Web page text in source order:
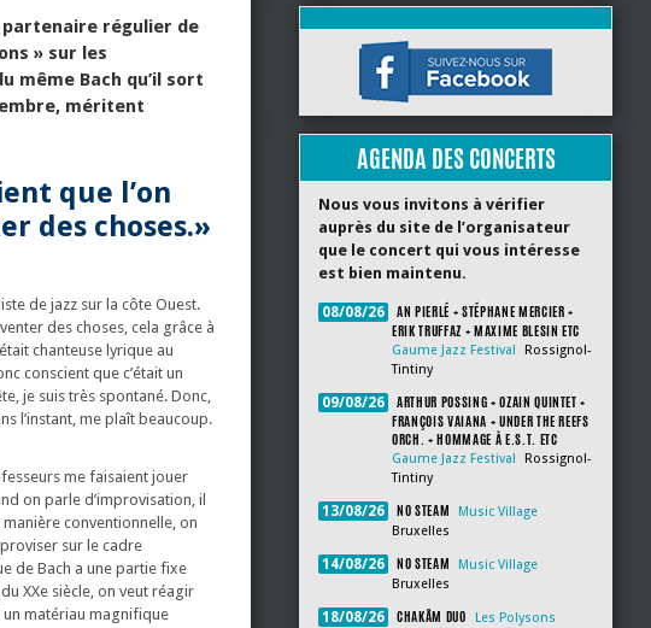
régulier de
» sur les
même Bach qu’il sort
méritent
que l’on
des choses.»
de jazz sur la côte Ouest.
des choses, cela grâce à
chanteuse lyrique au
conscient que c’était un
je suis très spontané. Donc,
l’instant, me plaît beaucoup.
me faisaient jouer
on parle d’improvisation, il
conventionnelle, on
sur le cadre
de Bach a une partie fixe
XXe siècle, on veut réagir
matériau magnifique
AGENDA DES CONCERTS
Nous vous invitons à vérifier
auprès du site de l’organisateur
que le concert qui vous intéresse
est bien maintenu.
08/08/26
AN PIERLÉ + STÉPHANE MERCIER +
ERIK TRUFFAZ + MAXIME BLESIN ETC
Gaume Jazz Festival
Rossignol-
Tintiny
09/08/26
ARTHUR POSSING + OZAIN QUINTET +
FRANÇOIS VAIANA + UNDER THE REEFS
ORCH. + HOMMAGE À E.S.T. ETC
Gaume Jazz Festival
Rossignol-
Tintiny
13/08/26 NO STEAM
Music Village
Bruxelles
14/08/26 NO STEAM
Music Village
Bruxelles
18/08/26 CHAKÂM DUO
Les Polysons